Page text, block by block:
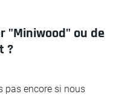
"Miniwood" ou de
?
pas encore si nous